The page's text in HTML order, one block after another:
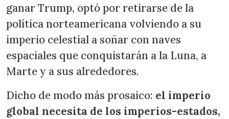
ganar Trump, optó por retirarse de la
política norteamericana volviendo a su
imperio celestial a soñar con naves
espaciales que conquistarán a la Luna, a
Marte y a sus alrededores.
Dicho de modo más prosaico: el imperio
global necesita de los imperios-estados,